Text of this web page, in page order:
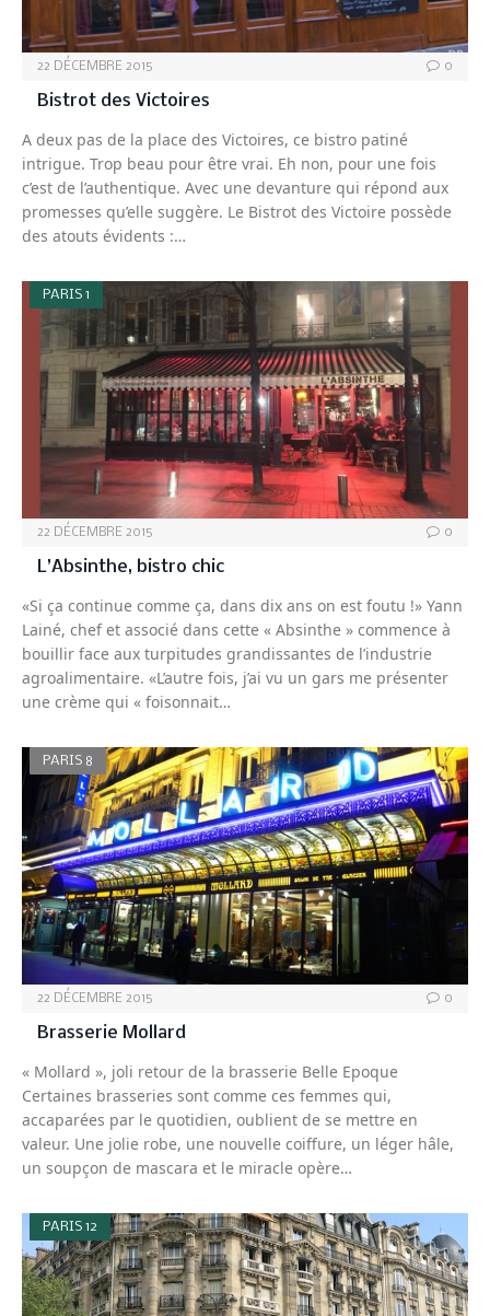
22 DÉCEMBRE 2015 0
Bistrot des Victoires
A deux pas de la place des Victoires, ce bistro patiné
intrigue. Trop beau pour être vrai. Eh non, pour une fois
c’est de l’authentique. Avec une devanture qui répond aux
promesses qu’elle suggère. Le Bistrot des Victoire possède
des atouts évidents :…
PARIS 1
22 DÉCEMBRE 2015 0
L’Absinthe, bistro chic
«Si ça continue comme ça, dans dix ans on est foutu !» Yann
Lainé, chef et associé dans cette « Absinthe » commence à
bouillir face aux turpitudes grandissantes de l’industrie
agroalimentaire. «L’autre fois, j’ai vu un gars me présenter
une crème qui « foisonnait…
PARIS 8
22 DÉCEMBRE 2015 0
Brasserie Mollard
« Mollard », joli retour de la brasserie Belle Epoque
Certaines brasseries sont comme ces femmes qui,
accaparées par le quotidien, oublient de se mettre en
valeur. Une jolie robe, une nouvelle coiffure, un léger hâle,
un soupçon de mascara et le miracle opère…
PARIS 12